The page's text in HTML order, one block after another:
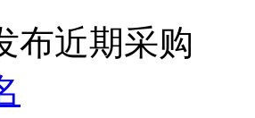
布近期采购